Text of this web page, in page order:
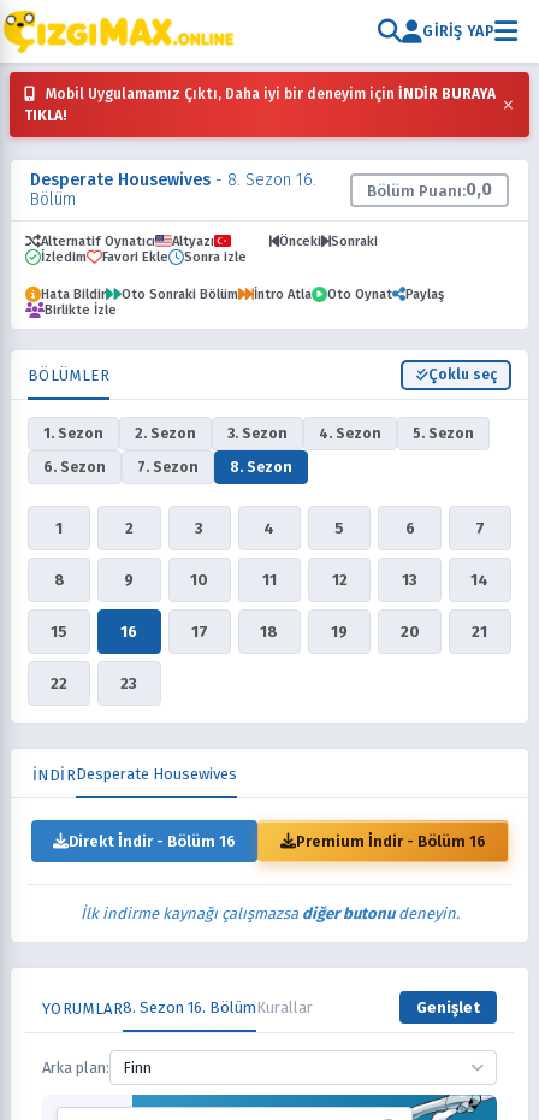
GIRIŞ YAP
Mobil Uygulamamız Çıktı, Daha iyi bir deneyim için İNDİR BURAYA
TIKLA!
×
Desperate Housewives - 8. Sezon 16.
Bölüm
Bölüm Puanı:0,0
Alternatif Oynatıcı Altyazı Önceki
Sonraki
İzledim
Favori Ekle Sonra izle
Hata Bildir Oto Sonraki Bölüm İntro Atla Oto Oynat
Paylaş
Birlikte İzle
BÖLÜMLER Çoklu seç
1. Sezon 2. Sezon 3. Sezon 4. Sezon
5. Sezon
6. Sezon
7. Sezon 8. Sezon
1 2 3 4 5 6 7
8 9 10 11 12 13 14
15 16 17 18 19 20 21
22 23
İNDİRDesperate Housewives
Direkt İndir - Bölüm 16 Premium İndir - Bölüm 16
İlk indirme kaynağı çalışmazsa diğer butonudeneyin.
YORUMLAR8. Sezon 16. BölümKurallar Genişlet
Arka plan: Finn